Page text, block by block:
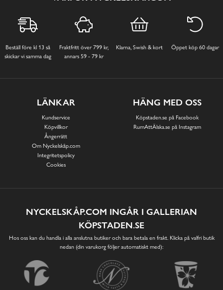
Beställ före kl 13 så
skickar vi samma dag
Fraktfritt över 799 kr,
annars 59 - 79 kr
Klarna, Swish & kort Öppet köp 60 dagar
LÄNKAR
Kundservice
Köpvillkor
Ångerrätt
Om Nyckelskåp.com
Integritetspolicy
Cookies
HÄNG MED OSS
Köpstaden.se på Facebook
RumAttÄlska.se på Instagram
NYCKELSKÅP.COM INGÅR I GALLERIAN
KÖPSTADEN.SE
Hos oss kan du handla i alla anslutna butiker och bara betala en frakt. Klicka på valfri butik
nedan (din varukorg följer automatiskt med):